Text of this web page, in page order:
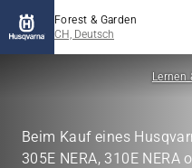
Forest & Garden
CH, Deutsch
Lernen
Beim Kauf eines
305E NERA, 310E NERA